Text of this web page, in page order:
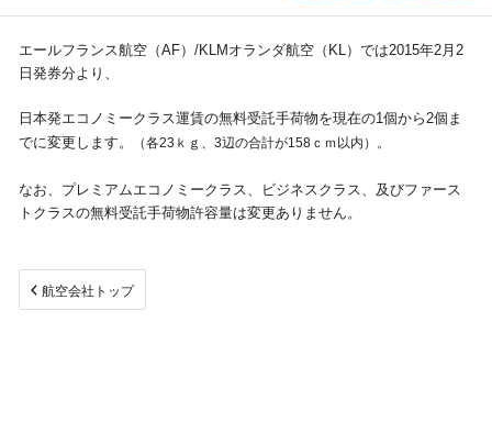
国内手配
視察旅行・研修旅行 国内手配トップ
選ばれる理由
エールフランス航空（AF）/KLMオランダ航空（KL）では2015年2月2
日発券分より、
日本発エコノミークラス運賃の無料受託手荷物を現在の1個から2個ま
でに変更します。
（各23ｋｇ、3辺の合計が158ｃｍ以内）。
なお、プレミアムエコノミークラス、ビジネスクラス、及びファース
トクラスの無料受託手荷物許容量は変更ありません。
航空会社トップ